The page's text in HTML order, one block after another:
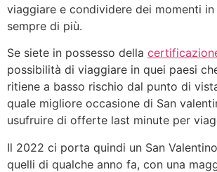
viaggiare e condividere dei momenti
sempre di più.
Se siete in possesso della
possibilità di viaggiare in quei paesi
ritiene a basso rischio dal punto di
quale migliore occasione di San
usufruire di offerte last minute per
Il 2022 ci porta quindi un San
quelli di qualche anno fa, con una